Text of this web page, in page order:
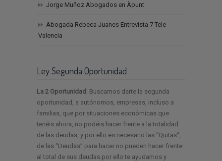
Jorge Muñoz Abogados en Àpunt
Abogada Rebeca Juanes Entrevista 7 Tele
Valencia
Ley Segunda Oportunidad
La 2 Oportunidad : Buscamos darte la segunda
oportunidad, a autónomos, empresas, incluso a
familias, que por situaciones económicas que
tenéis ahora, no podéis hacer frente a la totalidad
de las deudas, y por ello es necesario las “Quitas“,
de las “Deudas” para hacer no pueden hacer frente
al total de sus deudas por ello te ayudamos y